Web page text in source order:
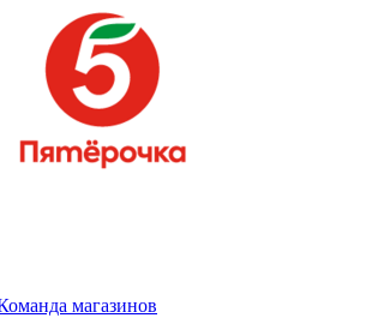
магазинов